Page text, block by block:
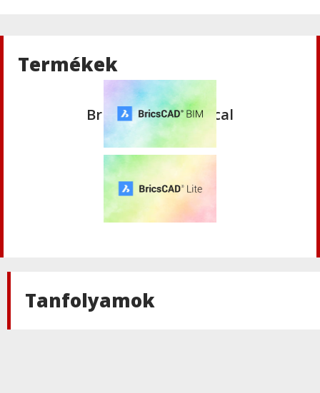
Termékek
BricsCAD,Bricsys
BricsCAD Mechanical
BricsCAD BIM
Tanfolyamok